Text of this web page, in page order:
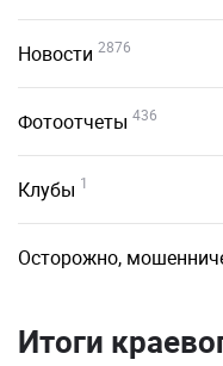
Новости 2876
Фотоотчеты 436
Клубы 1
Осторожно,
Итоги